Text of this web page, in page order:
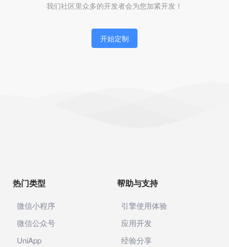
我们社区里众多的开发者会为您加紧开发！
开始定制
热门类型
微信小程序
微信公众号
UniApp
帮助与支持
引擎使用体验
应用开发
经验分享